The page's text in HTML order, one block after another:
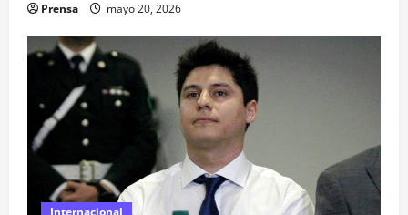
Prensa mayo 20, 2026
Internacional